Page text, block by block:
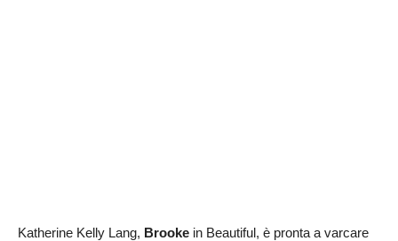
Katherine Kelly Lang, Brooke in Beautiful, è pronta a varcare